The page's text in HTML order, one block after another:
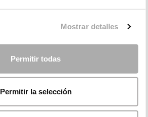
Mostrar detalles
Permitir todas
Permitir la selección